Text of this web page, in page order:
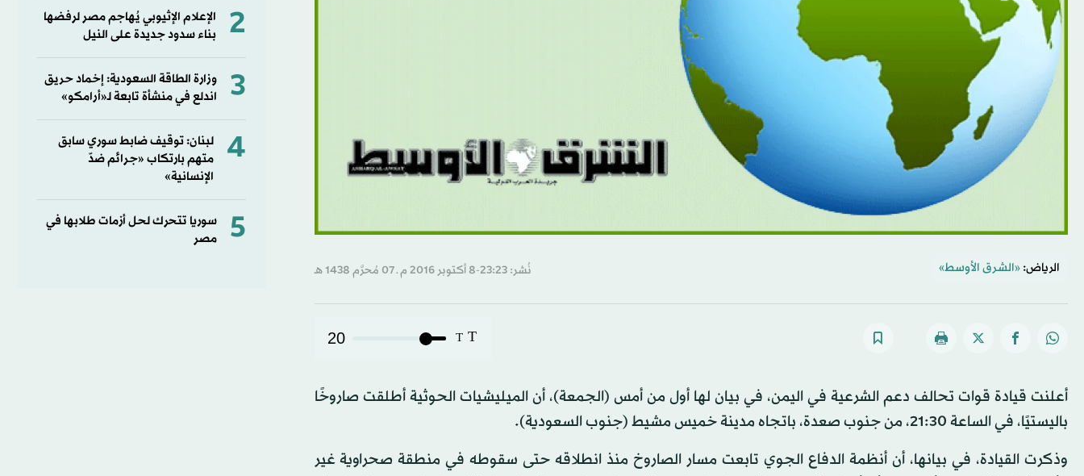
الرياض: «الشرق الأوسط» نُشر: 23:23-8 أكتوبر 2016 م ـ 07 مُحرَّم 1438 هـ
T
T
20
أعلنت قيادة قوات تحالف دعم الشرعية في اليمن، في بيان لها أول من أمس (الجمعة)، أن الميليشيات الحوثية أطلقت صاروخًا
باليستيًا، في الساعة 21:30، من جنوب صعدة، باتجاه مدينة خميس مشيط (جنوب السعودية).
وذكرت القيادة، في بيانها، أن أنظمة الدفاع الجوي تابعت مسار الصاروخ منذ انطلاقه حتى سقوطه في منطقة صحراوية غير
2
الإعلام الإثيوبي يُهاجم مصر لرفضها
بناء سدود جديدة على النيل
3
وزارة الطاقة السعودية: إخماد حريق
اندلع في منشأة تابعة لـ«أرامكو»
4
لبنان: توقيف ضابط سوري سابق
متهم بارتكاب «جرائم ضدّ
الإنسانية»
5
سوريا تتحرك لحل أزمات طلابها في
مصر